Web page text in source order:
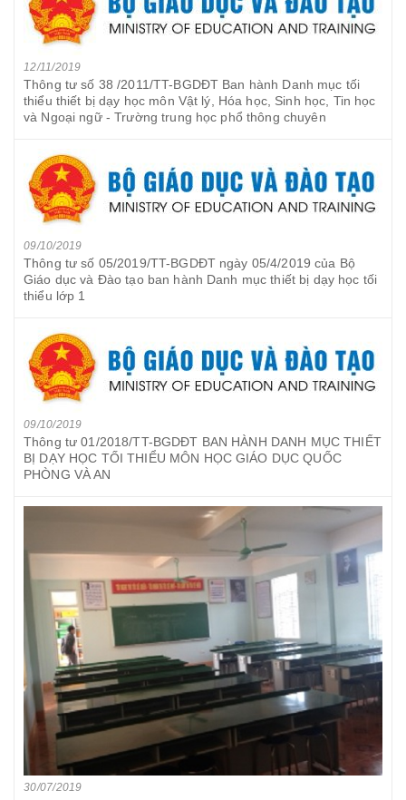
12/11/2019
Thông tư số 38 /2011/TT-BGDĐT Ban hành Danh mục tối
thiểu thiết bị dạy học môn Vật lý, Hóa học, Sinh học, Tin học
và Ngoại ngữ - Trường trung học phổ thông chuyên
09/10/2019
Thông tư số 05/2019/TT-BGDĐT ngày 05/4/2019 của Bộ
Giáo dục và Đào tạo ban hành Danh mục thiết bị dạy học tối
thiểu lớp 1
09/10/2019
Thông tư 01/2018/TT-BGDĐT BAN HÀNH DANH MỤC THIẾT
BỊ DẠY HỌC TỐI THIỂU MÔN HỌC GIÁO DỤC QUỐC
PHÒNG VÀ AN
30/07/2019